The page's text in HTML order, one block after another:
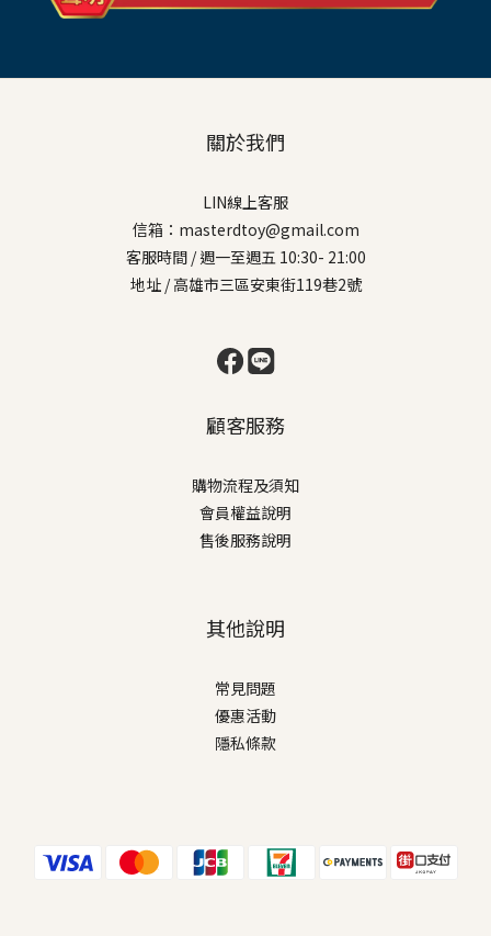
關於我們
LIN線上客服
信箱：masterdtoy@gmail.com
客服時間 / 週一至週五 10:30- 21:00
地址 / 高雄市三區安東街119巷2號
顧客服務
購物流程及須知
會員權益說明
售後服務說明
其他說明
常見問題
優惠活動
隱私條款